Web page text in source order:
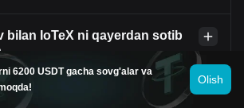
bilan IoTeX ni qayerdan sotib
endi Bitget birjasida mavjud
qilishdan mamnunmiz. Bitget treyderlar
6200 USDT gacha sovg'alar va
Olish